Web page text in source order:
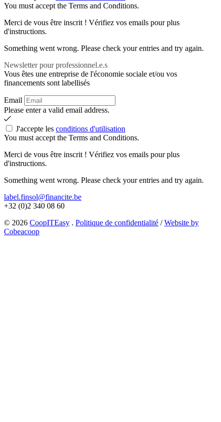
You must accept the Terms and Conditions.
Merci de vous être inscrit ! Vérifiez vos emails pour plus
d'instructions.
Something went wrong. Please check your entries and try again.
Newsletter pour professionnel.e.s
Vous êtes une entreprise de l'économie sociale et/ou vos
financements sont labellisés
Email
Please enter a valid email address.
J'accepte les conditions d'utilisation
You must accept the Terms and Conditions.
Merci de vous être inscrit ! Vérifiez vos emails pour plus
d'instructions.
Something went wrong. Please check your entries and try again.
label.finsol@financite.be
+32 (0)2 340 08 60
© 2026 CoopITEasy . Politique de confidentialité /Website by
Cobeacoop